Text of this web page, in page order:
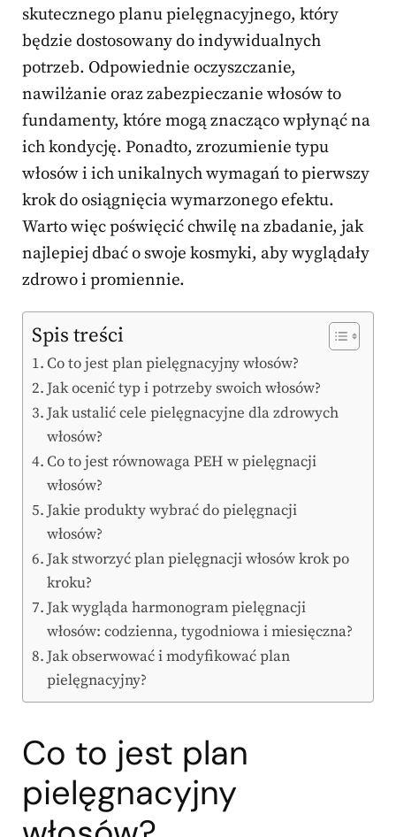
skutecznego planu pielęgnacyjnego, który
będzie dostosowany do indywidualnych
potrzeb. Odpowiednie oczyszczanie,
nawilżanie oraz zabezpieczanie włosów to
fundamenty, które mogą znacząco wpłynąć na
ich kondycję. Ponadto, zrozumienie typu
włosów i ich unikalnych wymagań to pierwszy
krok do osiągnięcia wymarzonego efektu.
Warto więc poświęcić chwilę na zbadanie, jak
najlepiej dbać o swoje kosmyki, aby wyglądały
zdrowo i promiennie.
Spis treści
Co to jest plan pielęgnacyjny włosów?
Jak ocenić typ i potrzeby swoich włosów?
Jak ustalić cele pielęgnacyjne dla zdrowych
włosów?
Co to jest równowaga PEH w pielęgnacji
włosów?
Jakie produkty wybrać do pielęgnacji
włosów?
Jak stworzyć plan pielęgnacji włosów krok po
kroku?
Jak wygląda harmonogram pielęgnacji
włosów: codzienna, tygodniowa i miesięczna?
Jak obserwować i modyfikować plan
pielęgnacyjny?
Co to jest plan
pielęgnacyjny